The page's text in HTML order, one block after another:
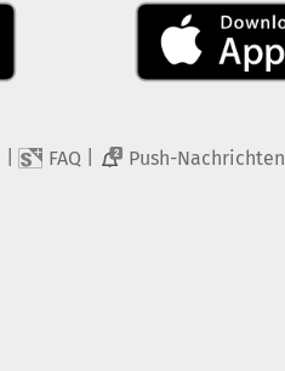
FAQ 2 Push-Nachrichten